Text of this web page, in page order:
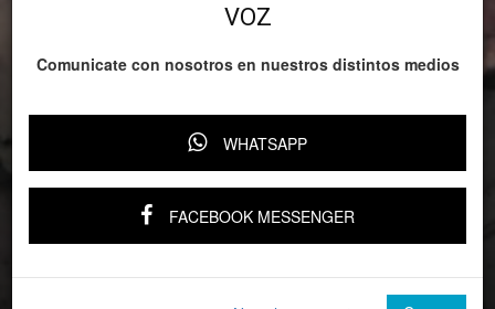
VOZ
Comunicate con nosotros en nuestros distintos medios
WHATSAPP
FACEBOOK MESSENGER